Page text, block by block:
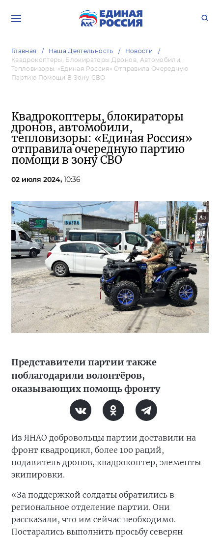
Главная Наша Деятельность
Новости
Квадрокоптеры, Блокираторы Дронов, Автомобили,
Тепловизоры: «Единая Россия» Отправила Очередную
Партию Помощи В Зону СВО
Квадрокоптеры, блокираторы
дронов, автомобили,
тепловизоры: «Единая Россия»
отправила очередную партию
помощи в зону СВО
02 июля 2024, 10:36
Представители партии также
поблагодарили волонтёров,
оказывающих помощь фронту
Из ЯНАО добровольцы партии доставили на
фронт квадроцикл, более 100 раций,
подавитель дронов, квадрокоптер, элементы
экипировки.
«За поддержкой солдаты обратились в
региональное отделение партии. Они
рассказали, что им сейчас необходимо.
Постарались выполнить просьбу северян